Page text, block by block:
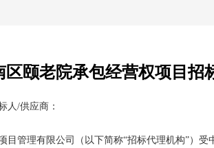
区颐老院承包经营权项目招
人/供应商：
目管理有限公司（以下简称“招标代理机构”）